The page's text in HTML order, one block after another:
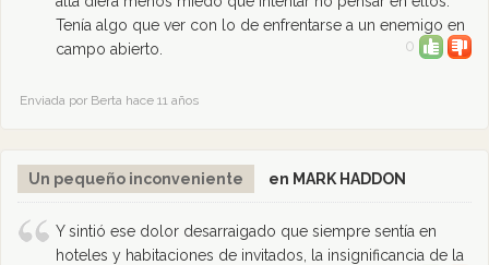
Tenía algo que ver con lo de enfrentarse a un enemigo en
campo abierto.
0
Enviada por Berta hace 11 años
Un pequeño inconveniente en MARK HADDON
Y sintió ese dolor desarraigado que siempre sentía en
hoteles y habitaciones de invitados, la insignificancia de la